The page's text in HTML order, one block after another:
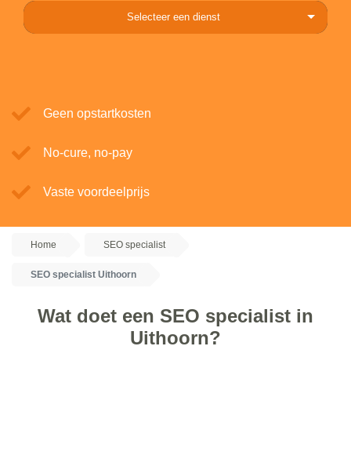
Selecteer een dienst
Geen opstartkosten
No-cure, no-pay
Vaste voordeelprijs
Home SEO specialist
SEO specialist Uithoorn
Wat doet een SEO specialist in
Uithoorn?